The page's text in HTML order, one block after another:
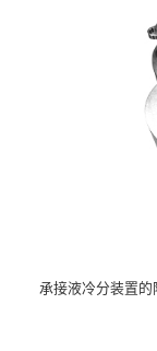
承接液冷分装置